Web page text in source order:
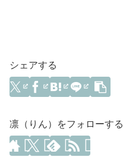
シェアする
凛（りん）をフォローする